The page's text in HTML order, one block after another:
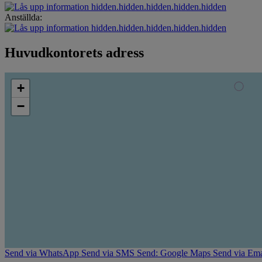
hidden.hidden.hidden.hidden.hidden
Anställda:
hidden.hidden.hidden.hidden.hidden
Huvudkontorets adress
+
−
Send via WhatsApp Send via SMS Send: Google Maps Send via